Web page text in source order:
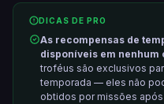
DICAS DE PRO
As recompensas de
disponíveis em nenhum
troféus são exclusivos
temporada — eles não
obtidos por missões